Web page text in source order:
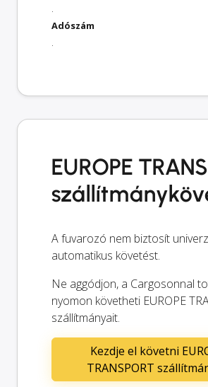
.
Adószám
.
EUROPE
A fuvarozó nem biztosít
automatikus követést.
Ne aggódjon, a Cargosonnal
nyomon követheti EUROPE
szállítmányait.
Kezdje el követni
TRANSPORT